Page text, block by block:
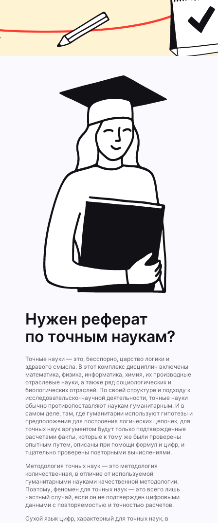
Нужен реферат
по точным наукам?
Точные науки — это, бесспорно, царство логики и
здравого смысла. В этот комплекс дисциплин включены
математика, физика, информатика, химия, их производные
отраслевые науки, а также ряд социологических и
биологических отраслей. По своей структуре и подходу к
исследовательско-научной деятельности, точные науки
обычно противопоставляют наукам гуманитарным. И в
самом деле, там, где гуманитарии используют гипотезы и
предположения для построения логических цепочек, для
точных наук аргументом будут только подтвержденные
расчетами факты, которые к тому же были проверены
опытным путем, описаны при помощи формул и цифр, и
тщательно проверены повторными вычислениями.
Методология точных наук — это методология
количественная, в отличие от используемой
гуманитарными науками качественной методологии.
Поэтому, феномен для точных наук — это всего лишь
частный случай, если он не подтвержден цифровыми
данными с повторяемостью и точностью расчетов.
Сухой язык цифр, характерный для точных наук, в